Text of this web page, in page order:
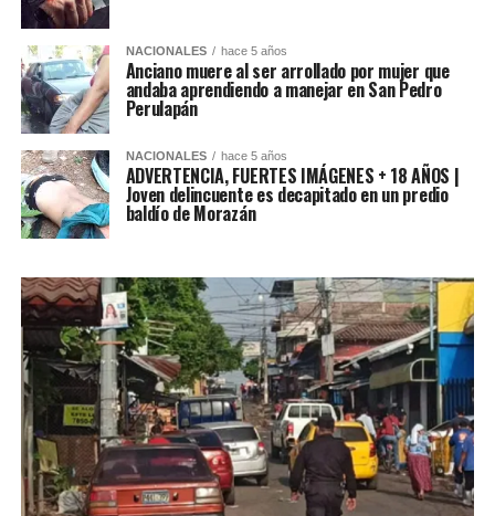
NACIONALES hace 5 años
Anciano muere al ser arrollado por mujer que
andaba aprendiendo a manejar en San Pedro
Perulapán
NACIONALES hace 5 años
ADVERTENCIA, FUERTES IMÁGENES + 18 AÑOS |
Joven delincuente es decapitado en un predio
baldío de Morazán